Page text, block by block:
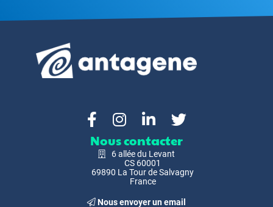
Nous contacter
6 allée du Levant
CS 60001
69890 La Tour de Salvagny
France
Nous envoyer un email